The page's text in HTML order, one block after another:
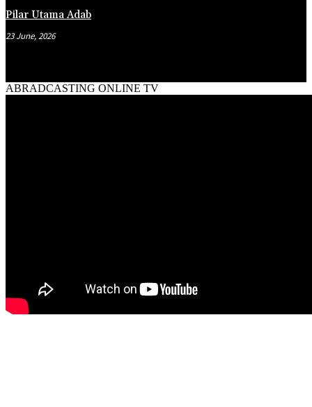
Pilar Utama Adab
23 June, 2026
ABRADCASTING ONLINE TV